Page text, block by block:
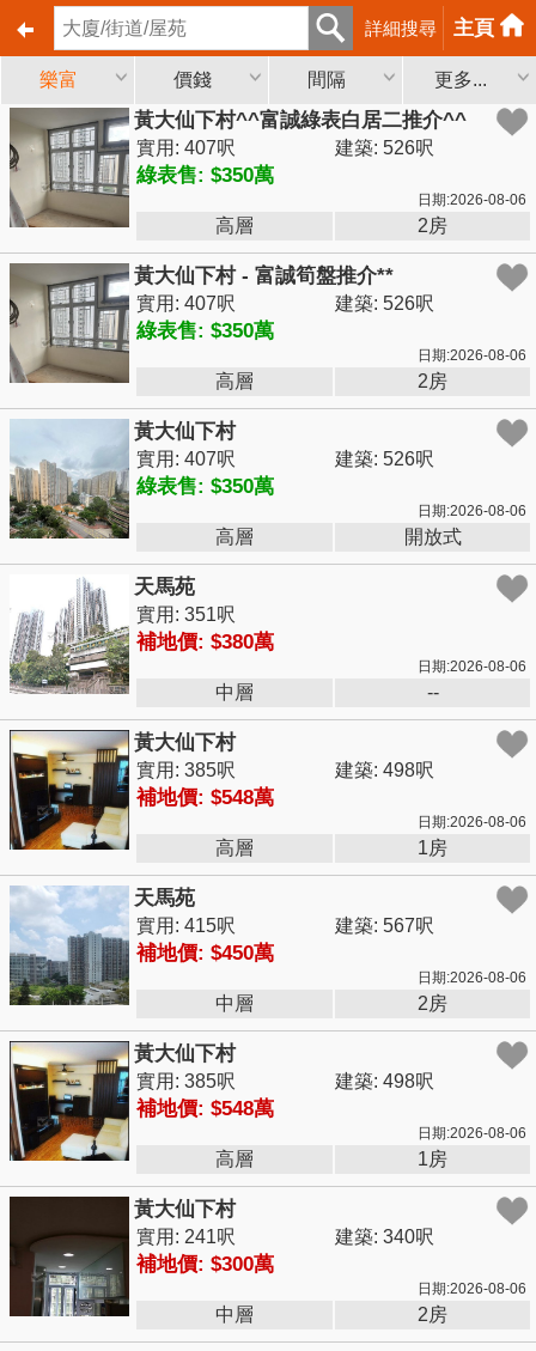
詳細搜尋 主頁
樂富 價錢 間隔 更多...
黃大仙下村^^富誠綠表白居二推介^^
實用: 407呎 建築: 526呎
綠表售: $350萬
日期:2026-08-06
高層 2房
黃大仙下村 - 富誠筍盤推介**
實用: 407呎 建築: 526呎
綠表售: $350萬
日期:2026-08-06
高層 2房
黃大仙下村
實用: 407呎 建築: 526呎
綠表售: $350萬
日期:2026-08-06
高層 開放式
天馬苑
實用: 351呎
補地價: $380萬
日期:2026-08-06
中層 --
黃大仙下村
實用: 385呎 建築: 498呎
補地價: $548萬
日期:2026-08-06
高層 1房
天馬苑
實用: 415呎 建築: 567呎
補地價: $450萬
日期:2026-08-06
中層 2房
黃大仙下村
實用: 385呎 建築: 498呎
補地價: $548萬
日期:2026-08-06
高層 1房
黃大仙下村
實用: 241呎 建築: 340呎
補地價: $300萬
日期:2026-08-06
中層 2房